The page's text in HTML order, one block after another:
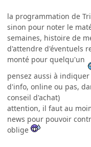
la programmation de
sinon pour noter le
semaines, histoire de
d'attendre d'éventuels
monté pour quelqu'un
pensez aussi à
d'info, online ou pas,
conseil d'achat)
attention, il faut au
news pour pouvoir
oblige